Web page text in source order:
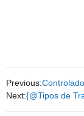
Previous:
Next:{@Tipos de